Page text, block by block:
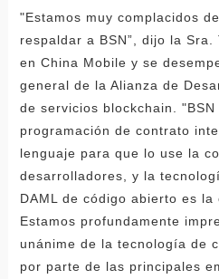
"Estamos muy complacidos
respaldar a BSN”, dijo la
en China Mobile y se
general de la Alianza de
de servicios blockchain. "BSN
programación de contrato
lenguaje para que lo use la
desarrolladores, y la
DAML de código abierto es la
Estamos profundamente
unánime de la tecnología de
por parte de las principales